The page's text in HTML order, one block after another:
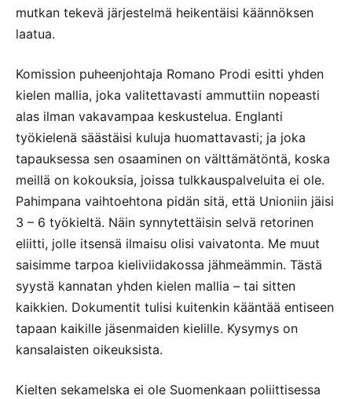
mutkan tekevä järjestelmä heikentäisi käännöksen
laatua.
Komission puheenjohtaja Romano Prodi esitti yhden
kielen mallia, joka valitettavasti ammuttiin nopeasti
alas ilman vakavampaa keskustelua. Englanti
työkielenä säästäisi kuluja huomattavasti; ja joka
tapauksessa sen osaaminen on välttämätöntä, koska
meillä on kokouksia, joissa tulkkauspalveluita ei ole.
Pahimpana vaihtoehtona pidän sitä, että Unioniin jäisi
3 – 6 työkieltä. Näin synnytettäisin selvä retorinen
eliitti, jolle itsensä ilmaisu olisi vaivatonta. Me muut
saisimme tarpoa kieliviidakossa jähmeämmin. Tästä
syystä kannatan yhden kielen mallia – tai sitten
kaikkien. Dokumentit tulisi kuitenkin kääntää entiseen
tapaan kaikille jäsenmaiden kielille. Kysymys on
kansalaisten oikeuksista.
Kielten sekamelska ei ole Suomenkaan poliittisessa